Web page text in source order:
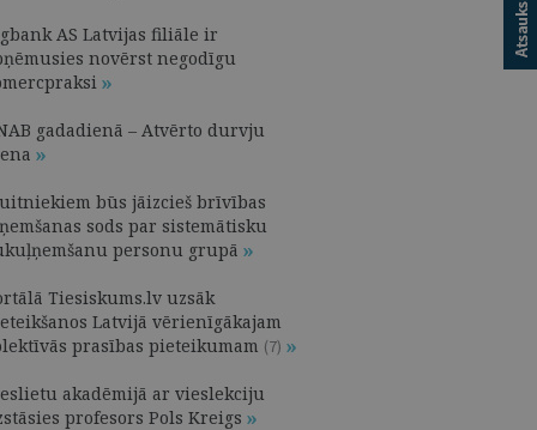
AS Latvijas filiāle ir
novērst negodīgu
gadadienā – Atvērto durvju
būs jāizcieš brīvības
sods par sistemātisku
personu grupā
Tiesiskums.lv uzsāk
Latvijā vērienīgākajam
prasības pieteikumam (7)
akadēmijā ar vieslekciju
profesors Pols Kreigs